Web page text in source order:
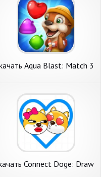
Aqua Blast: Match 3
Connect Doge: Draw